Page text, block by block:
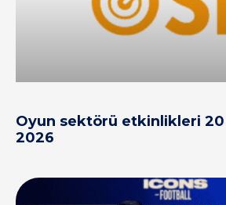
Oyun sektörü etkinlikleri 20
2026